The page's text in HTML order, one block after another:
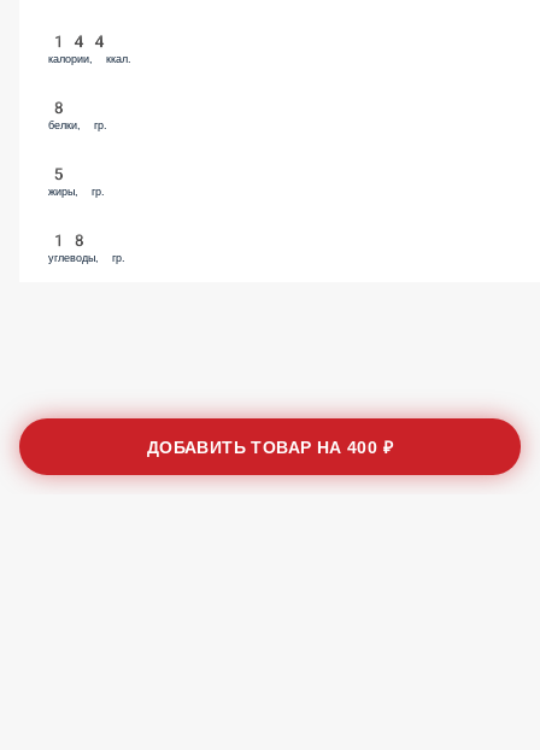
Энергетическая ценность
калории, ккал.
ДОБАВИТЬ ТОВАР НА400 ₽